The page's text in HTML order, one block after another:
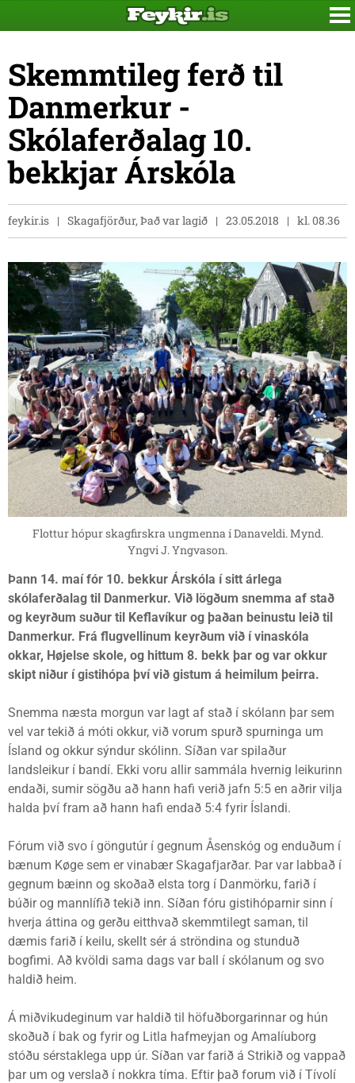
Skemmtileg ferð til
Danmerkur -
Skólaferðalag 10.
bekkjar Árskóla
feykir.is Skagafjörður, Það var lagið 23.05.2018 kl. 08.36
Flottur hópur skagfirskra ungmenna í Danaveldi. Mynd.
Yngvi J. Yngvason.
Þann 14. maí fór 10. bekkur Árskóla í sitt árlega
skólaferðalag til Danmerkur. Við lögðum snemma af stað
og keyrðum suður til Keflavíkur og þaðan beinustu leið til
Danmerkur. Frá flugvellinum keyrðum við í vinaskóla
okkar, Højelse skole, og hittum 8. bekk þar og var okkur
skipt niður í gistihópa því við gistum á heimilum þeirra.
Snemma næsta morgun var lagt af stað í skólann þar sem
vel var tekið á móti okkur, við vorum spurð spurninga um
Ísland og okkur sýndur skólinn. Síðan var spilaður
landsleikur í bandí. Ekki voru allir sammála hvernig leikurinn
endaði, sumir sögðu að hann hafi verið jafn 5:5 en aðrir vilja
halda því fram að hann hafi endað 5:4 fyrir Íslandi.
Fórum við svo í göngutúr í gegnum Åsenskóg og enduðum í
bænum Køge sem er vinabær Skagafjarðar. Þar var labbað í
gegnum bæinn og skoðað elsta torg í Danmörku, farið í
búðir og mannlífið tekið inn. Síðan fóru gistihóparnir sinn í
hverja áttina og gerðu eitthvað skemmtilegt saman, til
dæmis farið í keilu, skellt sér á ströndina og stunduð
bogfimi. Að kvöldi sama dags var ball í skólanum og svo
haldið heim.
Á miðvikudeginum var haldið til höfuðborgarinnar og hún
skoðuð í bak og fyrir og Litla hafmeyjan og Amalíuborg
stóðu sérstaklega upp úr. Síðan var farið á Strikið og vappað
þar um og verslað í nokkra tíma. Eftir það forum við í Tívolí